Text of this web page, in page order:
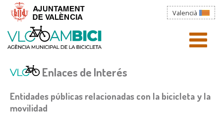
Pasar al contenido principal
Valencià
AYUNTAMIENTO
TRÁMITES
Usted está aquíSobre nosotros
La bicicleta en València
Enlaces de Interés
Entidades públicas relacionadas con la bicicleta y la
movilidad